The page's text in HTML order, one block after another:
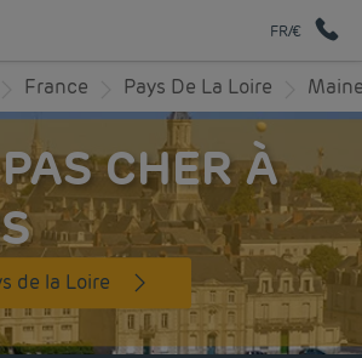
FR/€
France Pays De La Loire
CHER À
de la Loire